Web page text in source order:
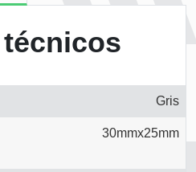
Gris
30mmx25mm